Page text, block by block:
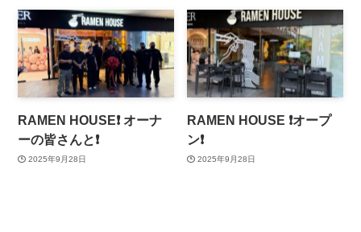
RAMEN HOUSE❗️ オーナ
ーの皆さんと❗️
2025年9月28日
RAMEN HOUSE ❗️オープ
ン❗️
2025年9月28日